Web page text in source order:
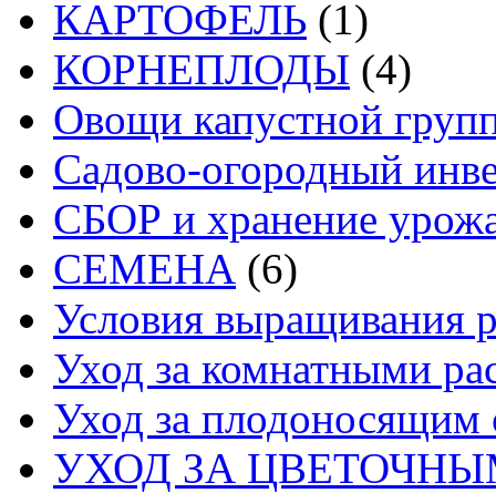
КАРТОФЕЛЬ (1)
КОРНЕПЛОДЫ (4)
Овощи капустной
Садово-огородный
СБОР и хранение
СЕМЕНА (6)
Условия выращивания
Уход за комнатными
Уход за плодоносящим
УХОД ЗА